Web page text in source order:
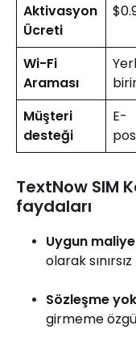
Aktivasyon
Ücreti
Wi-Fi
Araması
Müşteri
desteği
E-
TextNow SIM
faydaları
Uygun
olarak
Sözleşme yok
girmeme